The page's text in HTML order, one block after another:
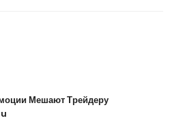
Мешают Трейдеру